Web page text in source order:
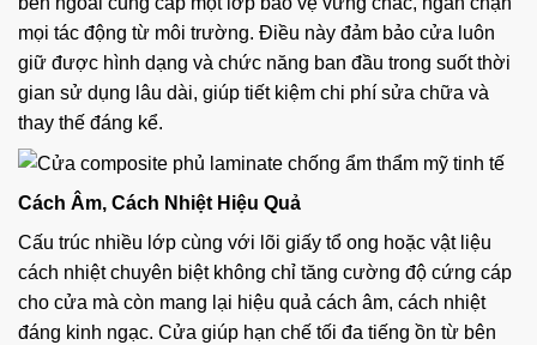
mọi tác động từ môi trường. Điều này đảm bảo cửa luôn
giữ được hình dạng và chức năng ban đầu trong suốt thời
gian sử dụng lâu dài, giúp tiết kiệm chi phí sửa chữa và
thay thế đáng kể.
Cách Âm, Cách Nhiệt Hiệu Quả
Cấu trúc nhiều lớp cùng với lõi giấy tổ ong hoặc vật liệu
cách nhiệt chuyên biệt không chỉ tăng cường độ cứng cáp
cho cửa mà còn mang lại hiệu quả cách âm, cách nhiệt
đáng kinh ngạc. Cửa giúp hạn chế tối đa tiếng ồn từ bên